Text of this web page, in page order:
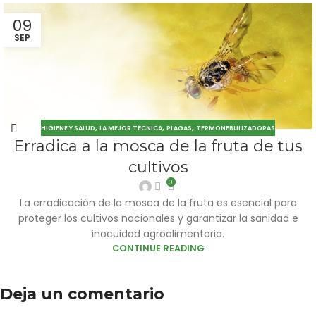
09
SEP
HIGIENE Y SALUD, LA MEJOR TÉCNICA, PLAGAS, TERMONEBULIZADORAS
Erradica a la mosca de la fruta de tus
cultivos
0
La erradicación de la mosca de la fruta es esencial para
proteger los cultivos nacionales y garantizar la sanidad e
inocuidad agroalimentaria.
CONTINUE READING
Deja un comentario